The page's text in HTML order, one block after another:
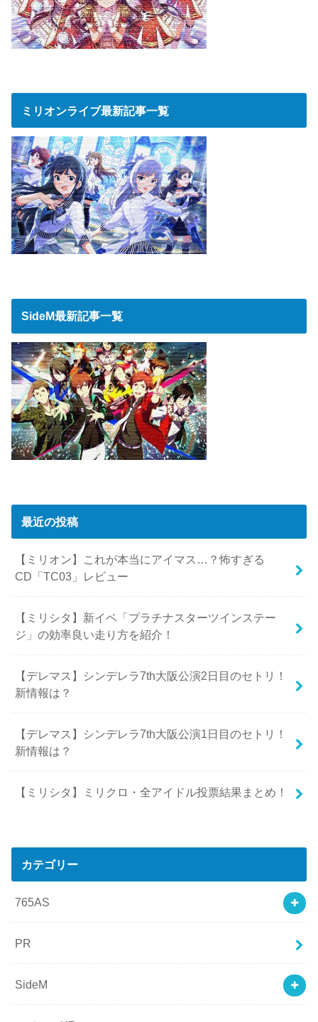
ミリオンライブ最新記事一覧
SideM最新記事一覧
最近の投稿
【ミリオン】これが本当にアイマス…？怖すぎる
CD「TC03」レビュー
【ミリシタ】新イベ「プラチナスターツインステー
ジ」の効率良い走り方を紹介！
【デレマス】シンデレラ7th大阪公演2日目のセトリ！
新情報は？
【デレマス】シンデレラ7th大阪公演1日目のセトリ！
新情報は？
【ミリシタ】ミリクロ・全アイドル投票結果まとめ！
カテゴリー
765AS
PR
SideM